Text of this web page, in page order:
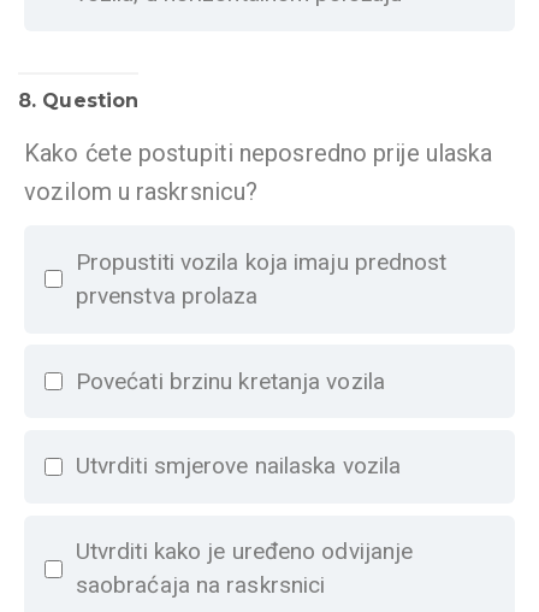
8. Question
Kako ćete postupiti neposredno prije ulaska
vozilom u raskrsnicu?
Propustiti vozila koja imaju prednost
prvenstva prolaza
Povećati brzinu kretanja vozila
Utvrditi smjerove nailaska vozila
Utvrditi kako je uređeno odvijanje
saobraćaja na raskrsnici